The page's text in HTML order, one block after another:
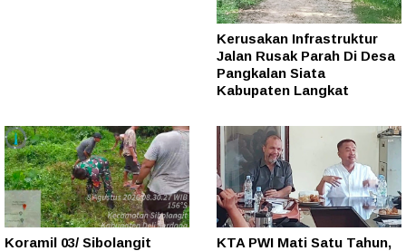
Kerusakan Infrastruktur
Jalan Rusak Parah Di Desa
Pangkalan Siata
Kabupaten Langkat
Koramil 03/ Sibolangit
KTA PWI Mati Satu Tahun,